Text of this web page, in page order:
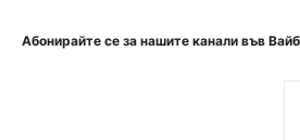
Абонирайте се за нашите канали във